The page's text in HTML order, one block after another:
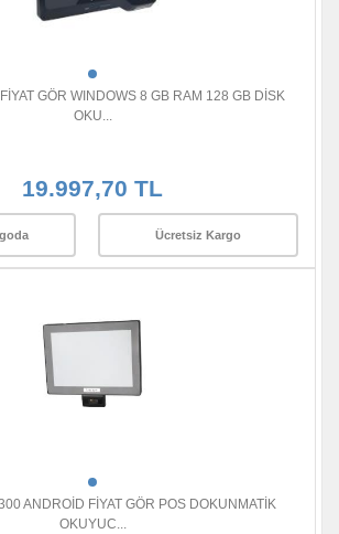
GÖR WINDOWS 8 GB RAM 128 GB DİSK
OKU...
19.997,70 TL
Ücretsiz Kargo
ANDROİD FİYAT GÖR POS DOKUNMATİK
OKUYUC...